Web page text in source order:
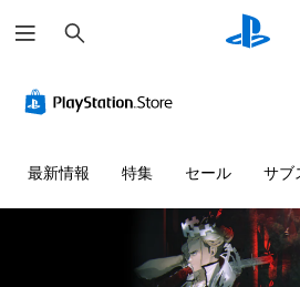
索
最新情報 特集 セール サブ